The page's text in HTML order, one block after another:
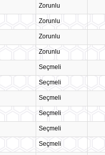
Zorunlu
Zorunlu
Zorunlu
Zorunlu
Seçmeli
Seçmeli
Seçmeli
Seçmeli
Seçmeli
Seçmeli